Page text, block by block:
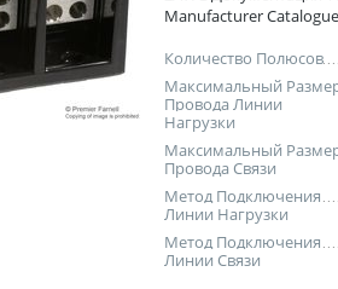
Manufacturer
Количество Полюсов
Максимальный
Провода Линии
Нагрузки
Максимальный
Провода Связи
Метод Подключения
Линии Нагрузки
Метод Подключения
Линии Связи